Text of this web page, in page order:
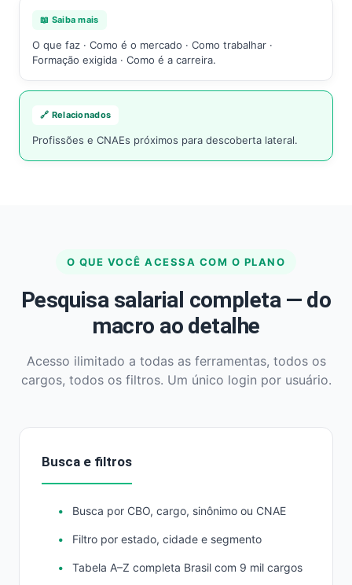
📖 Saiba mais
O que faz · Como é o mercado · Como trabalhar ·
Formação exigida · Como é a carreira.
🔗 Relacionados
Profissões e CNAEs próximos para descoberta lateral.
O QUE VOCÊ ACESSA COM O PLANO
Pesquisa salarial completa — do
macro ao detalhe
Acesso ilimitado a todas as ferramentas, todos os
cargos, todos os filtros. Um único login por usuário.
Busca e filtros
Busca por CBO, cargo, sinônimo ou CNAE
Filtro por estado, cidade e segmento
Tabela A–Z completa Brasil com 9 mil cargos